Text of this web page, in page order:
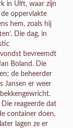
in Ulft, waar zijn
oppervlakte
hem, zoals hij
Die dag, in
bevreemdt
Boland. Die
de beheerder
Jansen er weer
reageerde dat
container doen,
lagen ze er